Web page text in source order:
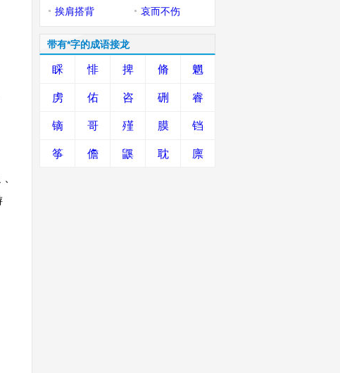
挨肩搭背
哀而不伤
带有*字的成语接龙
睬 悱 捭 脩 魍
虏 佑 咨 硎 睿
镝 哥 殣 膜 铛
筝 儋 鼷 耽 廪